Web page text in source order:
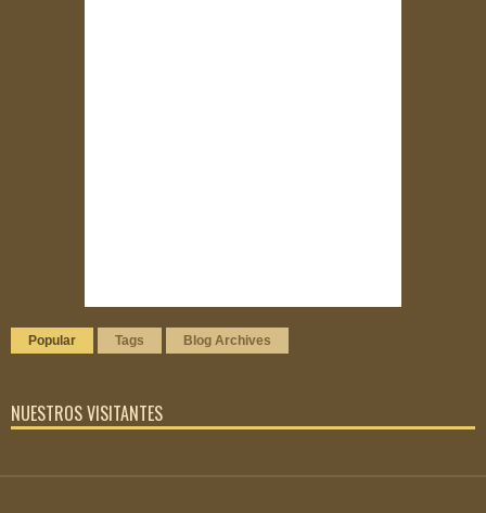
Popular Tags Blog Archives
NUESTROS VISITANTES